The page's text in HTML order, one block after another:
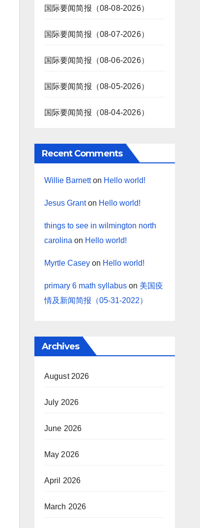
国际要闻简报（08-08-2026）
国际要闻简报（08-07-2026）
国际要闻简报（08-06-2026）
国际要闻简报（08-05-2026）
国际要闻简报（08-04-2026）
Recent Comments
Willie Barnetton Hello world!
Jesus Granton Hello world!
things to see in wilmington north
carolina on Hello world!
Myrtle Caseyon Hello world!
primary 6 math syllabuson 美国疫
情及新闻简报（05-31-2022）
Archives
August 2026
July 2026
June 2026
May 2026
April 2026
March 2026